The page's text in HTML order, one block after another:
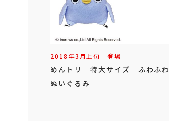
2018年3月上旬 登場
めんトリ 特大サイズ ふわふわ
ぬいぐるみ